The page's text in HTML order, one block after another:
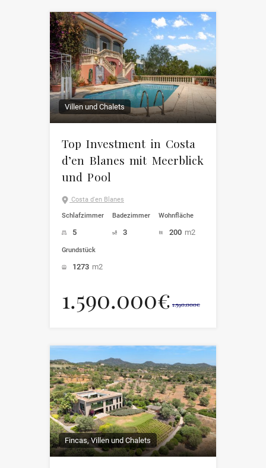
Villen und Chalets
Top Investment in Costa
d’en Blanes mit Meerblick
und Pool
Costa d'en Blanes
Schlafzimmer
5
Badezimmer
3
Wohnfläche
200 m2
Grundstück
1273 m2
1.590.000€ 1.590.000€
Fincas, Villen und Chalets